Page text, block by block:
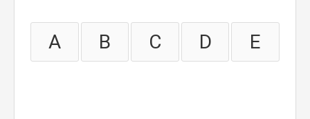
A B C D E